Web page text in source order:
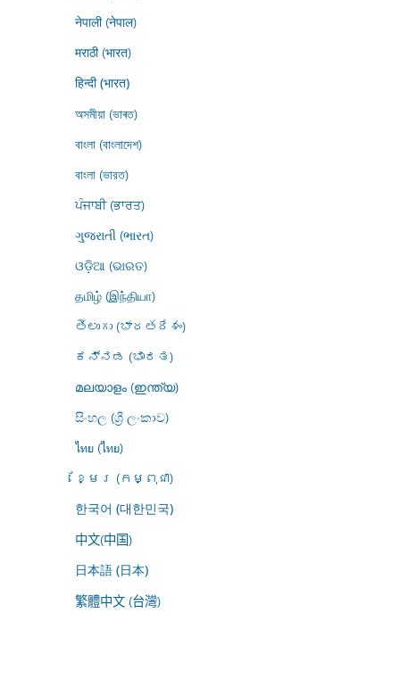
नेपाली (नेपाल)
मराठी (भारत)
हिन्दी (भारत)
অসমীয়া (ভাৰত)
বাংলা (বাংলাদেশ)
বাংলা (ভারত)
ਪੰਜਾਬੀ (ਭਾਰਤ)
ગુજરાતી (ભારત)
ଓଡ଼ିଆ (ଭାରତ)
தமிழ் (இந்தியா)
తెలుగు (భారతదేశం)
ಕನ್ನಡ (ಭಾರತ)
മലയാളം (ഇന്ത്യ)
සිංහල (ශ්‍රී ලංකාව)
ไทย (ไทย)
ខ្មែរ (កម្ពុជា)
한국어 (대한민국)
中文(中国)
日本語 (日本)
繁體中文 (台灣)